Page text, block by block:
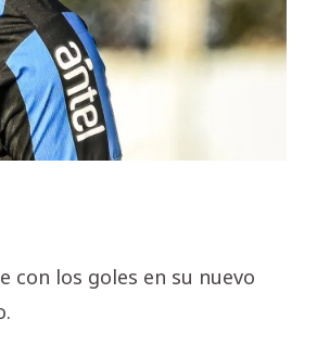
con los goles en su nuevo